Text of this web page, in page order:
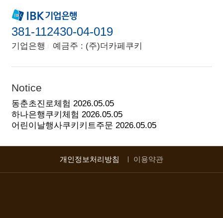
381-112430-04-019
기업은행 예금주 : (주)더카페쿠키
Notice
동춘초진로체험 2026.05.05
하나은행쿠키체험 2026.05.05
어린이날행사쿠키키트주문 2026.05.05
개인정보처리방침 이용약관